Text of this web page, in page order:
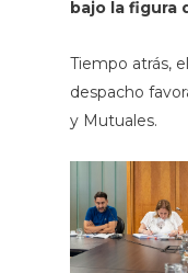
bajo la figura
Tiempo atrás,
despacho
y Mutuales.